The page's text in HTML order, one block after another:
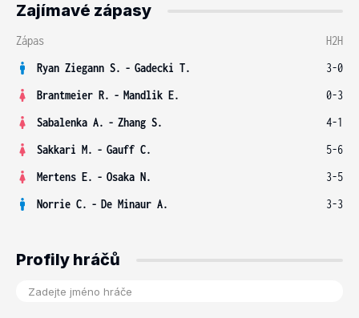
Zajímavé zápasy
Zápas
H2H
Ryan Ziegann S. - Gadecki T.
3-0
Brantmeier R. - Mandlik E.
0-3
Sabalenka A. - Zhang S.
4-1
Sakkari M. - Gauff C.
5-6
Mertens E. - Osaka N.
3-5
Norrie C. - De Minaur A. 3-3
Profily hráčů